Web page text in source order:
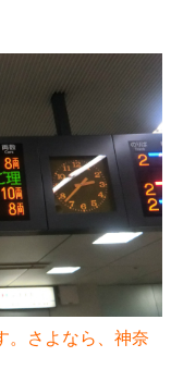
。さよなら、神奈